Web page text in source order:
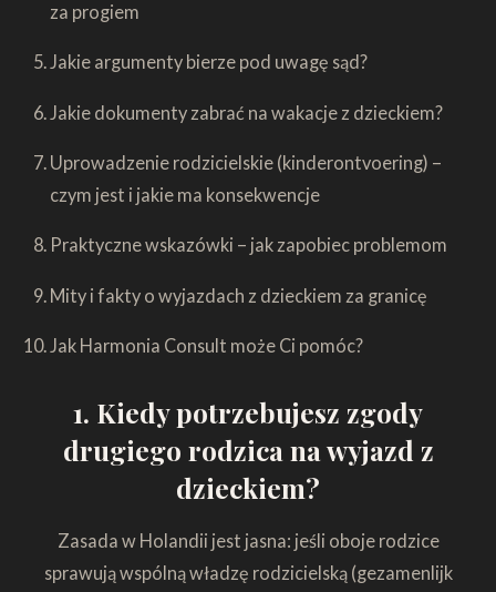
za progiem
Jakie argumenty bierze pod uwagę sąd?
Jakie dokumenty zabrać na wakacje z dzieckiem?
Uprowadzenie rodzicielskie (kinderontvoering) –
czym jest i jakie ma konsekwencje
Praktyczne wskazówki – jak zapobiec problemom
Mity i fakty o wyjazdach z dzieckiem za granicę
Jak Harmonia Consult może Ci pomóc?
1. Kiedy potrzebujesz zgody
drugiego rodzica na wyjazd z
dzieckiem?
Zasada w Holandii jest jasna: jeśli oboje rodzice
sprawują wspólną władzę rodzicielską (gezamenlijk